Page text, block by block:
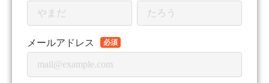
メールアドレス 必須